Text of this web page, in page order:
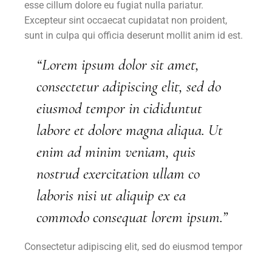
esse cillum dolore eu fugiat nulla pariatur.
Excepteur sint occaecat cupidatat non proident,
sunt in culpa qui officia deserunt mollit anim id est.
“Lorem ipsum dolor sit amet,
consectetur adipiscing elit, sed do
eiusmod tempor in cididuntut
labore et dolore magna aliqua. Ut
enim ad minim veniam, quis
nostrud exercitation ullam co
laboris nisi ut aliquip ex ea
commodo consequat lorem ipsum.”
Consectetur adipiscing elit, sed do eiusmod tempor